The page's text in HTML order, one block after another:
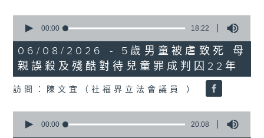
seconds
18
minutes,
22
seconds
00:00 18:22
06/08/2026 - 5歲男童被虐致死 母
親誤殺及殘酷對待兒童罪成判囚22年
訪問：陳文宜（社福界立法會議員 ）
seconds
00:00 20:08